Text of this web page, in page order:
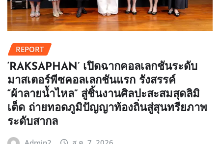
REPORT
‘RAKSAPHAN’ เปิดฉากคอลเลกชันระดับ
มาสเตอร์พีซคอลเลกชันแรก รังสรรค์
“ผ้าลายน้ำไหล” สู่ชิ้นงานศิลปะสะสมสุดลิมิ
เต็ด ถ่ายทอดภูมิปัญญาท้องถิ่นสู่สุนทรียภาพ
ระดับสากล